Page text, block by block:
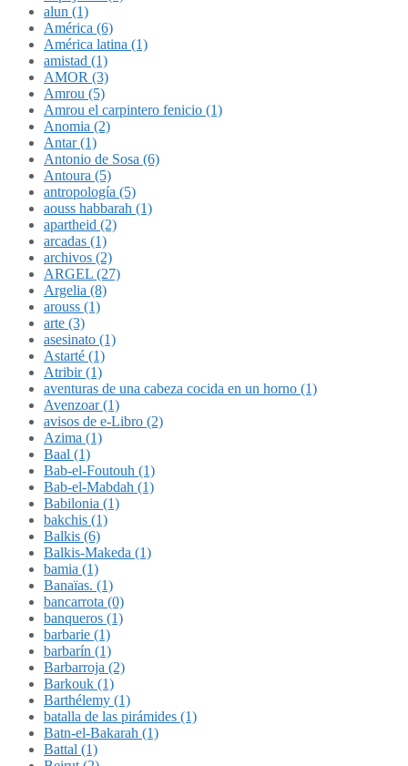
alun (1)
América (6)
América latina (1)
amistad (1)
AMOR (3)
Amrou (5)
Amrou el carpintero fenicio (1)
Anomia (2)
Antar (1)
Antonio de Sosa (6)
Antoura (5)
antropología (5)
aouss habbarah (1)
apartheid (2)
arcadas (1)
archivos (2)
ARGEL (27)
Argelia (8)
arouss (1)
arte (3)
asesinato (1)
Astarté (1)
Atribir (1)
aventuras de una cabeza cocida en un horno (1)
Avenzoar (1)
avisos de e-Libro (2)
Azima (1)
Baal (1)
Bab-el-Foutouh (1)
Bab-el-Mabdah (1)
Babilonia (1)
bakchis (1)
Balkis (6)
Balkis-Makeda (1)
bamia (1)
Banaïas. (1)
bancarrota (0)
banqueros (1)
barbarie (1)
barbarín (1)
Barbarroja (2)
Barkouk (1)
Barthélemy (1)
batalla de las pirámides (1)
Batn-el-Bakarah (1)
Battal (1)